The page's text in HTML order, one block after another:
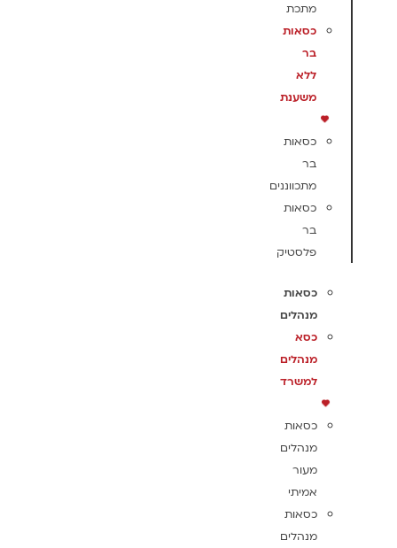
מתכת
כסאות
בר
ללא
משענת
כסאות
בר
מתכווננים
כסאות
בר
פלסטיק
כסאות
מנהלים
כסא
מנהלים
למשרד
כסאות
מנהלים
מעור
אמיתי
כסאות
מנהלים